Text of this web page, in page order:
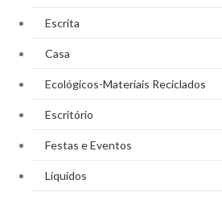
Escrita
Casa
Ecológicos-Materiais Reciclados
Escritório
Festas e Eventos
Líquidos